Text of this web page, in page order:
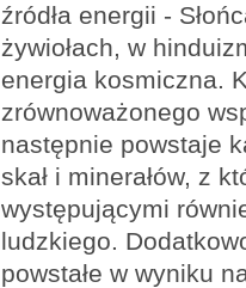
źródła energii -
żywiołach, w
energia kosmiczna.
zrównoważonego
następnie powstaje
skał i minerałów, z
występującymi
ludzkiego.
powstałe w wyniku